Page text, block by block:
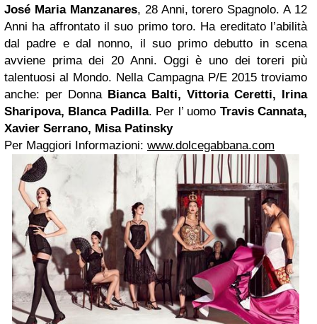
José Maria Manzanares, 28 Anni, torero Spagnolo. A 12
Anni ha affrontato il suo primo toro. Ha ereditato l’abilità
dal padre e dal nonno, il suo primo debutto in scena
avviene prima dei 20 Anni. Oggi è uno dei toreri più
talentuosi al Mondo. Nella Campagna P/E 2015 troviamo
anche: per Donna Bianca Balti, Vittoria Ceretti, Irina
Sharipova, Blanca Padilla. Per l’ uomo TravisCannata,
Xavier Serrano, Misa Patinsky
Per Maggiori Informazioni: www.dolcegabbana.com